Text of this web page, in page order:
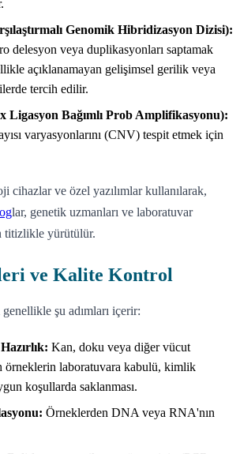
Genomik Hibridizasyon Dizisi):
delesyon veya duplikasyonları saptamak
açıklanamayan gelişimsel gerilik veya
tercih edilir.
Bağımlı Prob Amplifikasyonu):
varyasyonlarını (CNV) tespit etmek için
cihazlar ve özel yazılımlar kullanılarak,
lar, genetik uzmanları ve laboratuvar
titizlikle yürütülür.
ve Kalite Kontrol
şu adımları içerir:
Kan, doku veya diğer vücut
örneklerin laboratuvara kabulü, kimlik
koşullarda saklanması.
Örneklerden DNA veya RNA'nın